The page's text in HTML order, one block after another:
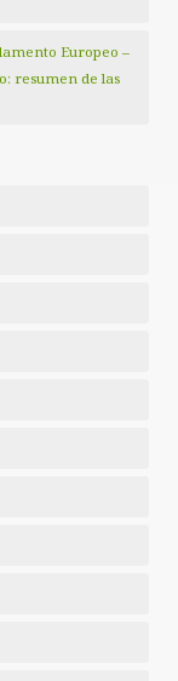
Europeo –
resumen de las